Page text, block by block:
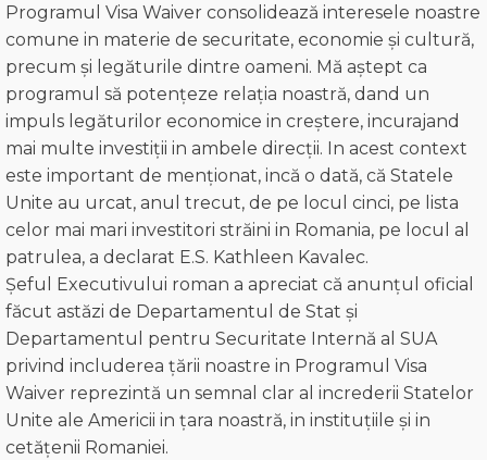
Programul Visa Waiver consolidează interesele noastre
comune in materie de securitate, economie și cultură,
precum și legăturile dintre oameni. Mă aștept ca
programul să potențeze relația noastră, dand un
impuls legăturilor economice in creștere, incurajand
mai multe investiții in ambele direcții. In acest context
este important de menționat, incă o dată, că Statele
Unite au urcat, anul trecut, de pe locul cinci, pe lista
celor mai mari investitori străini in Romania, pe locul al
patrulea, a declarat E.S. Kathleen Kavalec.
Șeful Executivului roman a apreciat că anunțul oficial
făcut astăzi de Departamentul de Stat și
Departamentul pentru Securitate Internă al SUA
privind includerea țării noastre in Programul Visa
Waiver reprezintă un semnal clar al increderii Statelor
Unite ale Americii in țara noastră, in instituțiile și in
cetățenii Romaniei.